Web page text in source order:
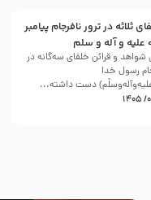
ثلاثه در ترور نافرجام پیامبر
علیه و آله و سلم
و قرائن خلفای سه‌گانه در
رسول خدا
دست داشته‌...